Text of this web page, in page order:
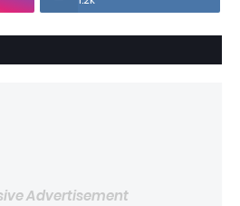
Advertisement